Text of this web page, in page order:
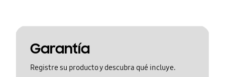
Garantía
Registre su producto y descubra qué incluye.